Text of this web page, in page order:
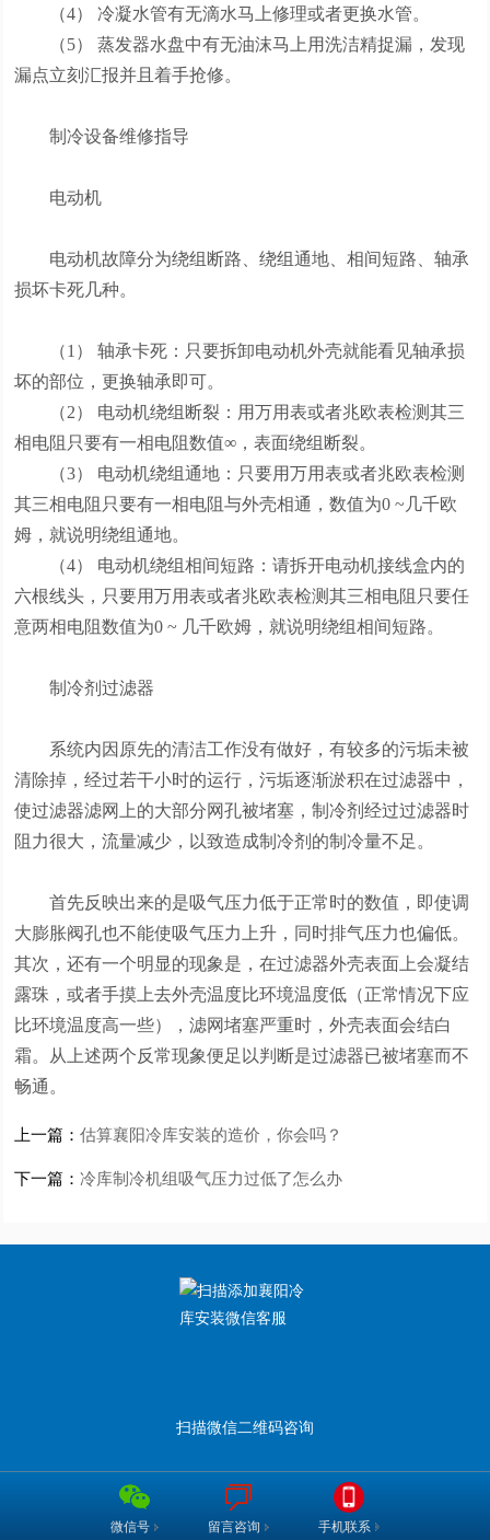
微信号 留言咨询 手机联系
（4） 冷凝水管有无滴水马上修理或者更换水管。
（5） 蒸发器水盘中有无油沫马上用洗洁精捉漏，发现
漏点立刻汇报并且着手抢修。
制冷设备维修指导
电动机
电动机故障分为绕组断路、绕组通地、相间短路、轴承
损坏卡死几种。
（1） 轴承卡死：只要拆卸电动机外壳就能看见轴承损
坏的部位，更换轴承即可。
（2） 电动机绕组断裂：用万用表或者兆欧表检测其三
相电阻只要有一相电阻数值∞，表面绕组断裂。
（3） 电动机绕组通地：只要用万用表或者兆欧表检测
其三相电阻只要有一相电阻与外壳相通，数值为0 ~几千欧
姆，就说明绕组通地。
（4） 电动机绕组相间短路：请拆开电动机接线盒内的
六根线头，只要用万用表或者兆欧表检测其三相电阻只要任
意两相电阻数值为0 ~ 几千欧姆，就说明绕组相间短路。
制冷剂过滤器
系统内因原先的清洁工作没有做好，有较多的污垢未被
清除掉，经过若干小时的运行，污垢逐渐淤积在过滤器中，
使过滤器滤网上的大部分网孔被堵塞，制冷剂经过过滤器时
阻力很大，流量减少，以致造成制冷剂的制冷量不足。
首先反映出来的是吸气压力低于正常时的数值，即使调
大膨胀阀孔也不能使吸气压力上升，同时排气压力也偏低。
其次，还有一个明显的现象是，在过滤器外壳表面上会凝结
露珠，或者手摸上去外壳温度比环境温度低（正常情况下应
比环境温度高一些），滤网堵塞严重时，外壳表面会结白
霜。从上述两个反常现象便足以判断是过滤器已被堵塞而不
畅通。
上一篇： 估算襄阳冷库安装的造价，你会吗？
下一篇： 冷库制冷机组吸气压力过低了怎么办
扫描微信二维码咨询